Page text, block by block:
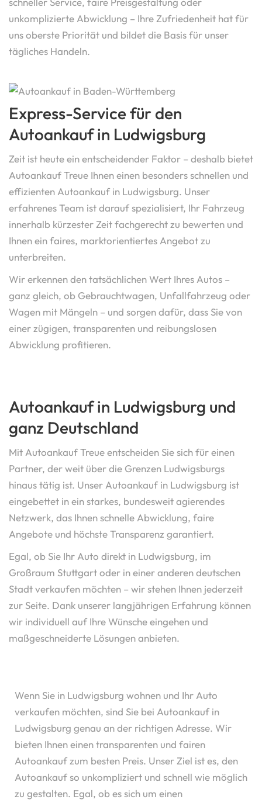
unkomplizierte Abwicklung – Ihre Zufriedenheit hat für
uns oberste Priorität und bildet die Basis für unser
tägliches Handeln.
Express-Service für den
Autoankauf in Ludwigsburg
Zeit ist heute ein entscheidender Faktor – deshalb bietet
Autoankauf Treue Ihnen einen besonders schnellen und
effizienten Autoankauf in Ludwigsburg. Unser
erfahrenes Team ist darauf spezialisiert, Ihr Fahrzeug
innerhalb kürzester Zeit fachgerecht zu bewerten und
Ihnen ein faires, marktorientiertes Angebot zu
unterbreiten.
Wir erkennen den tatsächlichen Wert Ihres Autos –
ganz gleich, ob Gebrauchtwagen, Unfallfahrzeug oder
Wagen mit Mängeln – und sorgen dafür, dass Sie von
einer zügigen, transparenten und reibungslosen
Abwicklung profitieren.
Autoankauf in Ludwigsburg und
ganz Deutschland
Mit Autoankauf Treue entscheiden Sie sich für einen
Partner, der weit über die Grenzen Ludwigsburgs
hinaus tätig ist. Unser Autoankauf in Ludwigsburg ist
eingebettet in ein starkes, bundesweit agierendes
Netzwerk, das Ihnen schnelle Abwicklung, faire
Angebote und höchste Transparenz garantiert.
Egal, ob Sie Ihr Auto direkt in Ludwigsburg, im
Großraum Stuttgart oder in einer anderen deutschen
Stadt verkaufen möchten – wir stehen Ihnen jederzeit
zur Seite. Dank unserer langjährigen Erfahrung können
wir individuell auf Ihre Wünsche eingehen und
maßgeschneiderte Lösungen anbieten.
Wenn Sie in Ludwigsburg wohnen und Ihr Auto
verkaufen möchten, sind Sie bei Autoankauf in
Ludwigsburg genau an der richtigen Adresse. Wir
bieten Ihnen einen transparenten und fairen
Autoankauf zum besten Preis. Unser Ziel ist es, den
Autoankauf so unkompliziert und schnell wie möglich
zu gestalten. Egal, ob es sich um einen